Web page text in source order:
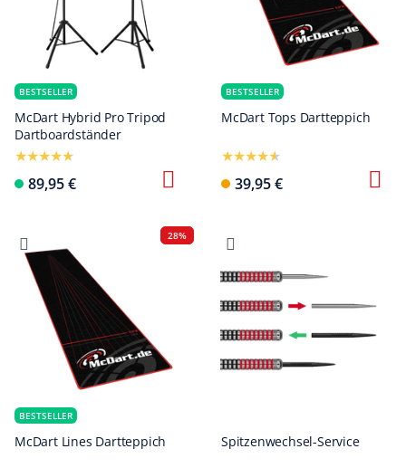
BESTSELLER
McDart Hybrid Pro Tripod
Dartboardständer
89,95 €
BESTSELLER
McDart Tops Dartteppich
39,95 €
28%
BESTSELLER
McDart Lines Dartteppich Spitzenwechsel-Service